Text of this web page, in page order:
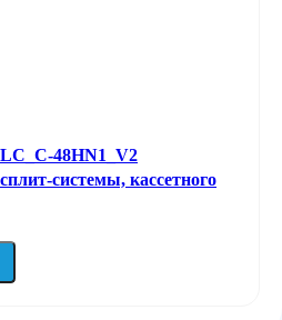
48HN1_V2
системы, кассетного